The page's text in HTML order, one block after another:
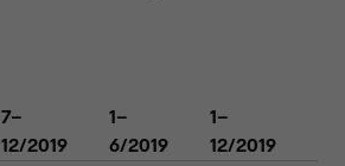
7–
12/2019
1­–
6/2019
1–
12/2019